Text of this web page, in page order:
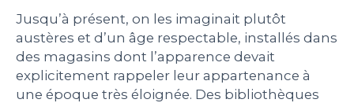
Mentions légales
Politique de protection des données
personnelles
Plan du site
Jusqu’à présent, on les imaginait plutôt
austères et d’un âge respectable, installés dans
des magasins dont l’apparence devait
explicitement rappeler leur appartenance à
une époque très éloignée. Des bibliothèques